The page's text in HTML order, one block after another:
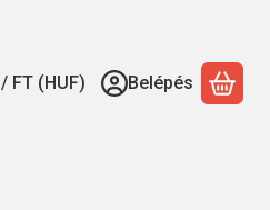
HU / FT (HUF) Belépés A